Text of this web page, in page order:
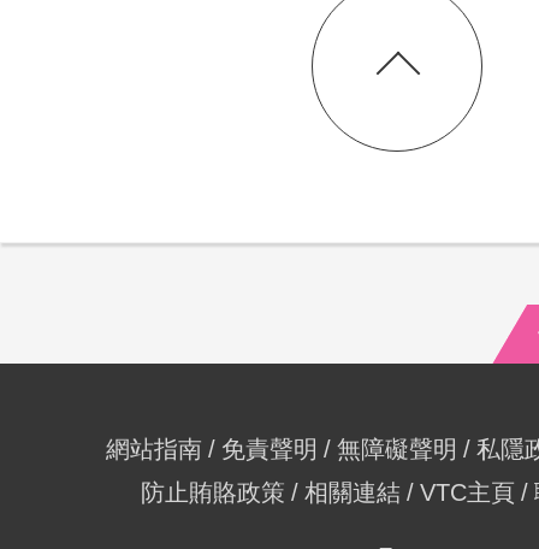
網站指南 免責聲明 無障礙聲明
私隱
防止賄賂政策
相關連結 VTC主頁